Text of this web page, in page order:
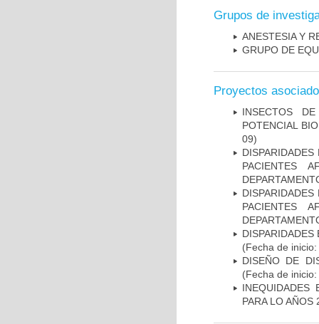
Grupos de
ANESTESIA Y
GRUPO DE
Proyectos
INSECTOS
POTENCIAL
09)
PACIENTES
PACIENTES
(Fecha de
DISEÑO DE
(Fecha de
INEQUIDADES
PARA LO